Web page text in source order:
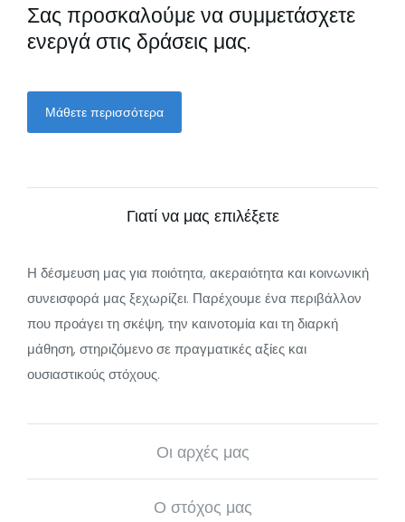
Σας προσκαλούμε να συμμετάσχετε
ενεργά στις δράσεις μας.
Μάθετε περισσότερα
Γιατί να μας επιλέξετε
Η δέσμευση μας για ποιότητα, ακεραιότητα και κοινωνική
συνεισφορά μας ξεχωρίζει. Παρέχουμε ένα περιβάλλον
που προάγει τη σκέψη, την καινοτομία και τη διαρκή
μάθηση, στηριζόμενο σε πραγματικές αξίες και
ουσιαστικούς στόχους.
Οι αρχές μας
Ο στόχος μας